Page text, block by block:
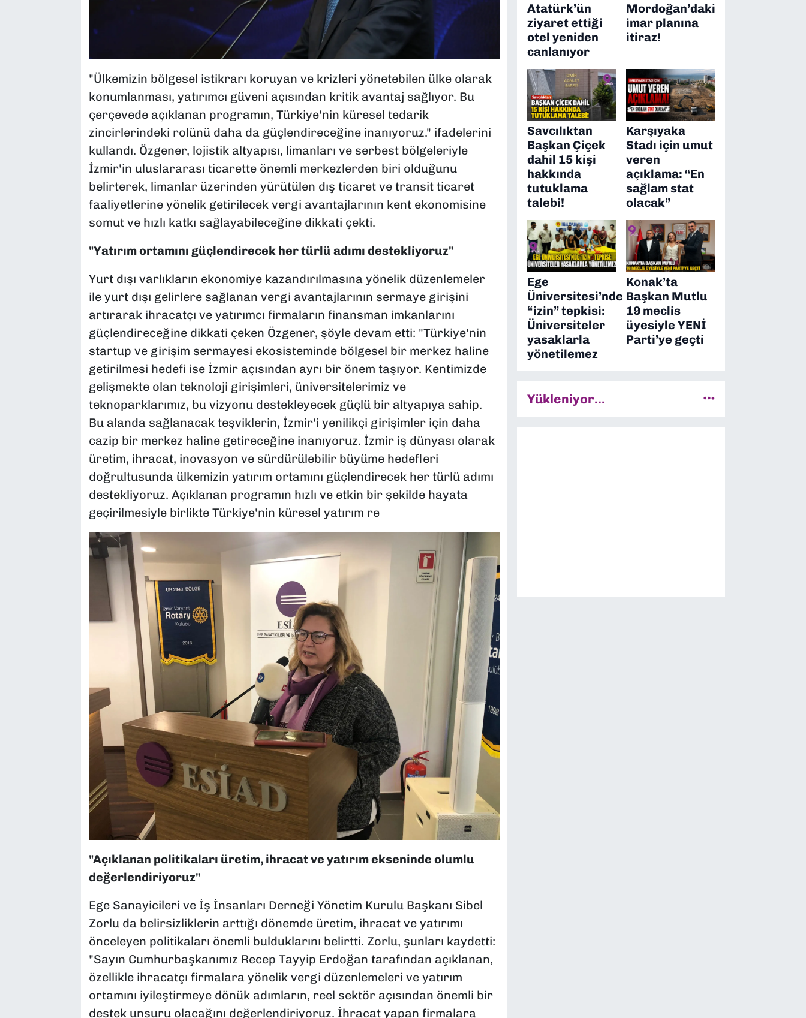
"Ülkemizin bölgesel istikrarı koruyan ve krizleri yönetebilen ülke olarak
konumlanması, yatırımcı güveni açısından kritik avantaj sağlıyor. Bu
çerçevede açıklanan programın, Türkiye'nin küresel tedarik
zincirlerindeki rolünü daha da güçlendireceğine inanıyoruz." ifadelerini
kullandı. Özgener, lojistik altyapısı, limanları ve serbest bölgeleriyle
İzmir'in uluslararası ticarette önemli merkezlerden biri olduğunu
belirterek, limanlar üzerinden yürütülen dış ticaret ve transit ticaret
faaliyetlerine yönelik getirilecek vergi avantajlarının kent ekonomisine
somut ve hızlı katkı sağlayabileceğine dikkati çekti.
"Yatırım ortamını güçlendirecek her türlü adımı destekliyoruz"
Yurt dışı varlıkların ekonomiye kazandırılmasına yönelik düzenlemeler
ile yurt dışı gelirlere sağlanan vergi avantajlarının sermaye girişini
artırarak ihracatçı ve yatırımcı firmaların finansman imkanlarını
güçlendireceğine dikkati çeken Özgener, şöyle devam etti: "Türkiye'nin
startup ve girişim sermayesi ekosisteminde bölgesel bir merkez haline
getirilmesi hedefi ise İzmir açısından ayrı bir önem taşıyor. Kentimizde
gelişmekte olan teknoloji girişimleri, üniversitelerimiz ve
teknoparklarımız, bu vizyonu destekleyecek güçlü bir altyapıya sahip.
Bu alanda sağlanacak teşviklerin, İzmir'i yenilikçi girişimler için daha
cazip bir merkez haline getireceğine inanıyoruz. İzmir iş dünyası olarak
üretim, ihracat, inovasyon ve sürdürülebilir büyüme hedefleri
doğrultusunda ülkemizin yatırım ortamını güçlendirecek her türlü adımı
destekliyoruz. Açıklanan programın hızlı ve etkin bir şekilde hayata
geçirilmesiyle birlikte Türkiye'nin küresel yatırım re
"Açıklanan politikaları üretim, ihracat ve yatırım ekseninde olumlu
değerlendiriyoruz"
Ege Sanayicileri ve İş İnsanları Derneği Yönetim Kurulu Başkanı Sibel
Zorlu da belirsizliklerin arttığı dönemde üretim, ihracat ve yatırımı
önceleyen politikaları önemli bulduklarını belirtti. Zorlu, şunları kaydetti:
"Sayın Cumhurbaşkanımız Recep Tayyip Erdoğan tarafından açıklanan,
özellikle ihracatçı firmalara yönelik vergi düzenlemeleri ve yatırım
ortamını iyileştirmeye dönük adımların, reel sektör açısından önemli bir
destek unsuru olacağını değerlendiriyoruz. İhracat yapan firmalara
Atatürk’ün
ziyaret ettiği
otel yeniden
canlanıyor
Mordoğan’daki
imar planına
itiraz!
Savcılıktan
Başkan Çiçek
dahil 15 kişi
hakkında
tutuklama
talebi!
Karşıyaka
Stadı için umut
veren
açıklama: “En
sağlam stat
olacak”
Ege
Üniversitesi’nde
“izin” tepkisi:
Üniversiteler
yasaklarla
yönetilemez
Konak’ta
Başkan Mutlu
19 meclis
üyesiyle YENİ
Parti’ye geçti
Yükleniyor...